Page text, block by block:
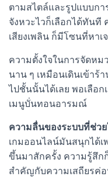
ตามสไตล์และรูปแบบกา
จังหวะไวก็เลือกได้ทันที
เสียงเพลิน ก็มีโซนที่หาเ
ความตั้งใจในการจัดหม
นาน ๆ เหมือนเดินเข้า
ไปชั้นนั้นได้เลย พอเลือ
เมนูบั่นทอนอารมณ์
ความลื่นของระบบที่ช่วย
เกมออนไลน์มันสนุกได้เ
ขึ้นมาสักครั้ง ความรู้สึก
สำคัญกับความเสถียรค่